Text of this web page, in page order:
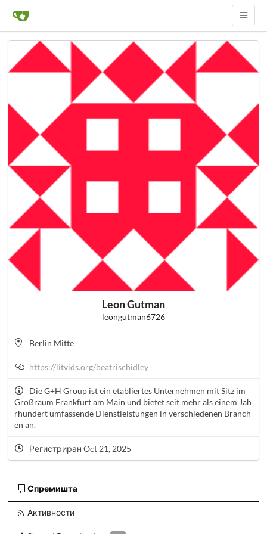
Leon Gutman
leongutman6726
Berlin Mitte
https://litvids.org/beatrischidley
Die G+H Group ist ein etabliertes Unternehmen mit Sitz im
Großraum Frankfurt am Main und bietet seit mehr als einem Jah
rhundert umfassende Dienstleistungen in verschiedenen Branch
en an.
Регистриран Oct 21, 2025
Спремишта
Активности